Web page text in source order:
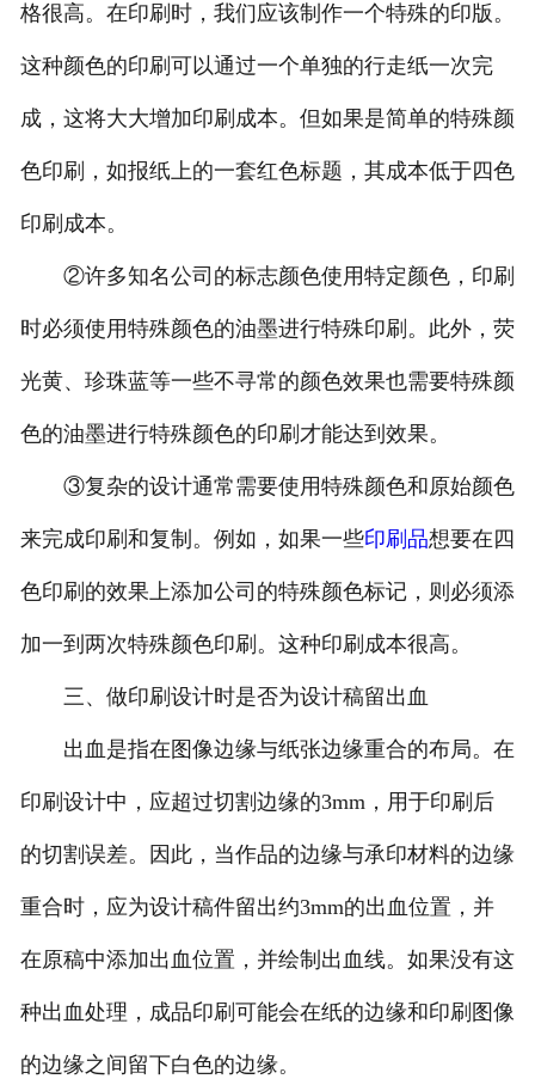
格很高。在印刷时，我们应该制作一个特殊的印版。
这种颜色的印刷可以通过一个单独的行走纸一次完
成，这将大大增加印刷成本。但如果是简单的特殊颜
色印刷，如报纸上的一套红色标题，其成本低于四色
印刷成本。
②许多知名公司的标志颜色使用特定颜色，印刷
时必须使用特殊颜色的油墨进行特殊印刷。此外，荧
光黄、珍珠蓝等一些不寻常的颜色效果也需要特殊颜
色的油墨进行特殊颜色的印刷才能达到效果。
③复杂的设计通常需要使用特殊颜色和原始颜色
来完成印刷和复制。例如，如果一些印刷品想要在四
色印刷的效果上添加公司的特殊颜色标记，则必须添
加一到两次特殊颜色印刷。这种印刷成本很高。
三、做印刷设计时是否为设计稿留出血
出血是指在图像边缘与纸张边缘重合的布局。在
印刷设计中，应超过切割边缘的3mm，用于印刷后
的切割误差。因此，当作品的边缘与承印材料的边缘
重合时，应为设计稿件留出约3mm的出血位置，并
在原稿中添加出血位置，并绘制出血线。如果没有这
种出血处理，成品印刷可能会在纸的边缘和印刷图像
的边缘之间留下白色的边缘。